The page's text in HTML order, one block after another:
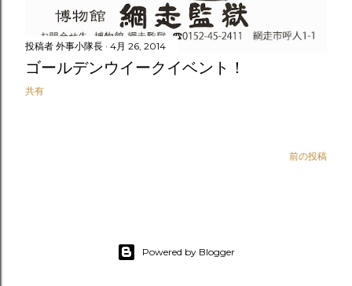
投稿者 外事小隊長 4月 26, 2014
ゴールデンウイークイベント！
共有
前の投稿
Powered by Blogger